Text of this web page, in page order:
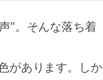
”。そんな落ち着
があります。しか